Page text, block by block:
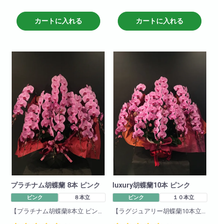
物です。他の色と比べて一際映
え且つ華やかな一品です!就任祝
い・開店祝いにも適していま
カートに入れる
華やかな一品です!就任祝い・開
店祝いにも適しています。お取
引先などに送っても失礼がな
輪数:約50～60輪
※季節により輪数が変動すること
があります。
カートに入れる
プラチナム胡蝶蘭 8本 ピンク
ピンク ８本立
【プラチナム胡蝶蘭8本立 ピン
luxury胡蝶蘭10本 ピンク
ピンク １０本立
【ラグジュアリー胡蝶蘭10本立